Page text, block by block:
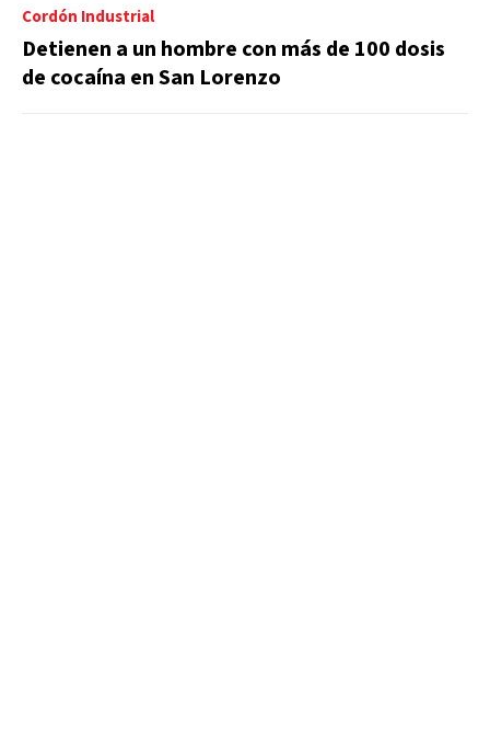
Cordón Industrial
Detienen a un hombre con más de 100 dosis
de cocaína en San Lorenzo